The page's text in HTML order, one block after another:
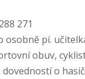
271
osobně pí.
obuv,
o